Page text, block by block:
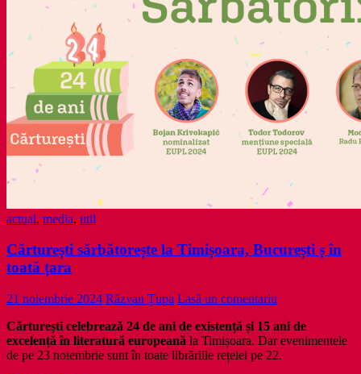
actual, media, util
Cărturești sărbătorește la Timișoara, București ș în
toată țara
21 noiembrie 2024 Răzvan Țupa Lasă un comentariu
Cărturești celebrează 24 de ani de existență și 15 ani de
excelență în literatură europeană la Timișoara. Dar evenimentele
de pe 23 noiembrie sunt în toate librăriile rețelei pe 22.